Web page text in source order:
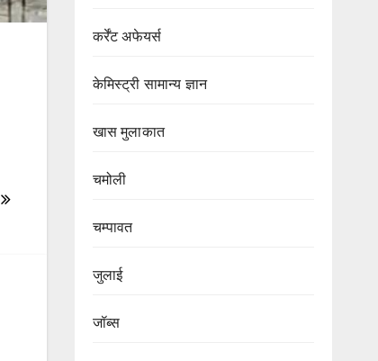
कर्रेंट अफेयर्स
केमिस्ट्री सामान्य ज्ञान
खास मुलाकात
चमोली
चम्पावत
जुलाई
जॉब्स